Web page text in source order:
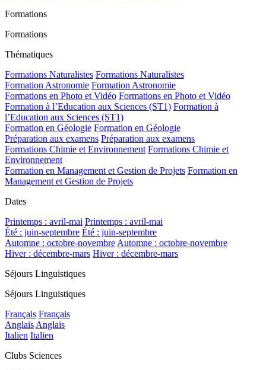
Formations
Formations
Thématiques
Formations Naturalistes Formations Naturalistes
Formation Astronomie Formation Astronomie
Formations en Photo et Vidéo Formations en Photo et Vidéo
Formation à l’Education aux Sciences (ST1) Formation à
l’Education aux Sciences (ST1)
Formation en Géologie Formation en Géologie
Préparation aux examens Préparation aux examens
Formations Chimie et Environnement Formations Chimie et
Environnement
Formation en Management et Gestion de Projets Formation en
Management et Gestion de Projets
Dates
Printemps : avril-mai Printemps : avril-mai
Été : juin-septembre Été : juin-septembre
Automne : octobre-novembreAutomne : octobre-novembre
Hiver : décembre-mars Hiver : décembre-mars
Séjours Linguistiques
Séjours Linguistiques
Français Français
AnglaisAnglais
Italien Italien
Clubs Sciences